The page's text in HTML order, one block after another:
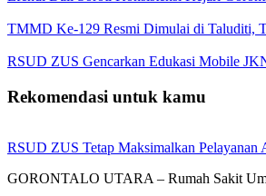
TMMD Ke-129 Resmi Dimulai di Taluditi,
RSUD ZUS Gencarkan Edukasi Mobile
Rekomendasi untuk kamu
RSUD ZUS Tetap Maksimalkan Pelayanan
GORONTALO UTARA – Rumah Sakit